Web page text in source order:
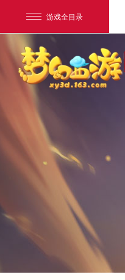
游戏全目录